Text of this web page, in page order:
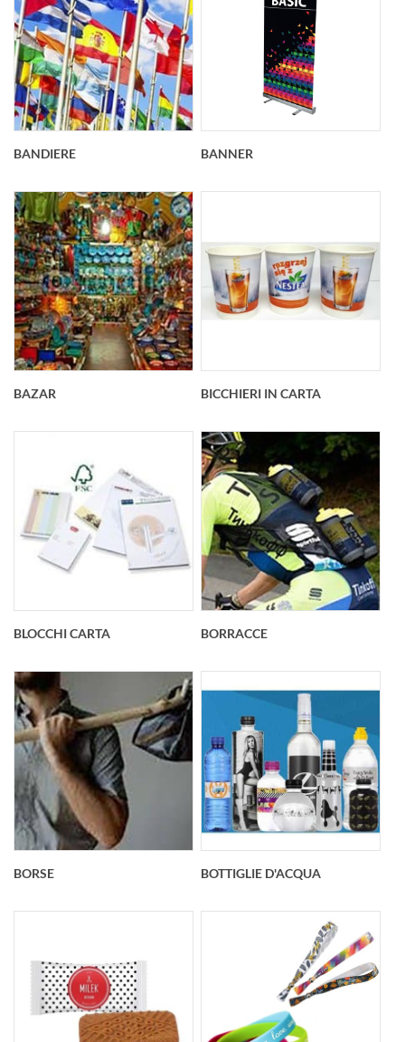
BANDIERE BANNER
BAZAR BICCHIERI IN CARTA
BLOCCHI CARTA BORRACCE
BORSE BOTTIGLIE D'ACQUA